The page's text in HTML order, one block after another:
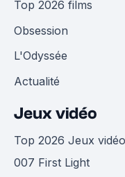
Top 2026 films
Obsession
L'Odyssée
Actualité
Jeux vidéo
Top 2026 Jeux vidéo
007 First Light